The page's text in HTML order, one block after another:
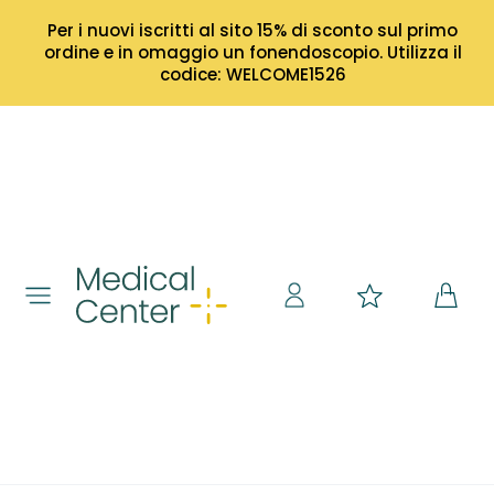
Per i nuovi iscritti al sito 15% di sconto sul primo
ordine e in omaggio un fonendoscopio. Utilizza il
codice: WELCOME1526